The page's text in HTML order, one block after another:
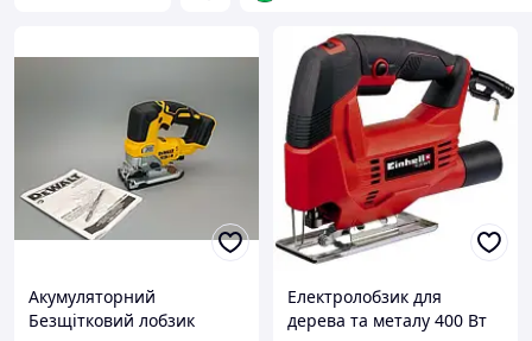
Акумуляторний
Безщітковий лобзик
Електролобзик для
дерева та металу 400 Вт